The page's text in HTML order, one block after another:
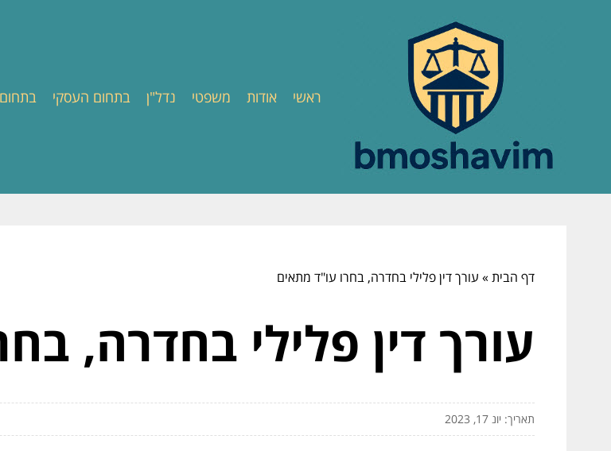
ראשי אודות משפטי נדל"ן בתחום העסקי
דף הבית» עורך דין פלילי בחדרה, בחרו עו"ד מתאים
עורך דין פלילי בחדרה,
תאריך: יונ 17, 2023